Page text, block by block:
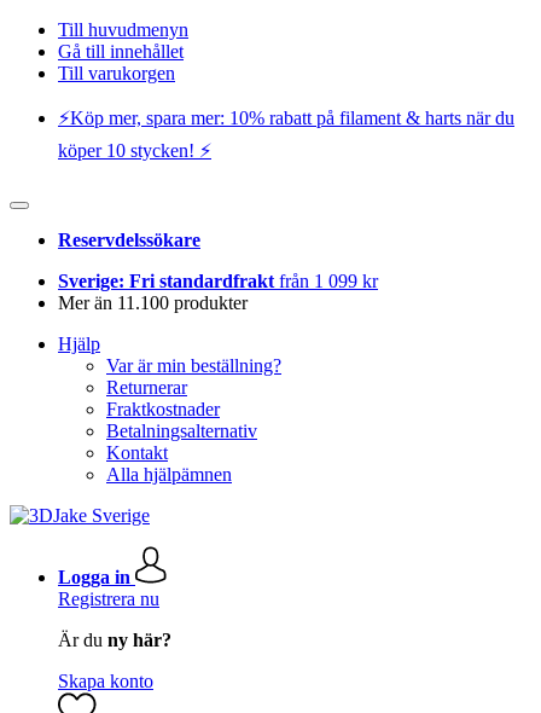
Till huvudmenyn
Gå till innehållet
Till varukorgen
⚡️Köp mer, spara mer: 10% rabatt på filament & harts när du
köper 10 stycken! ⚡️
Reservdelssökare
Sverige: Fri standardfrakt från 1 099 kr
Mer än 11.100 produkter
Hjälp
Var är min beställning?
Returnerar
Fraktkostnader
Betalningsalternativ
Kontakt
Alla hjälpämnen
Logga in
Registrera nu
Är du ny här?
Skapa konto